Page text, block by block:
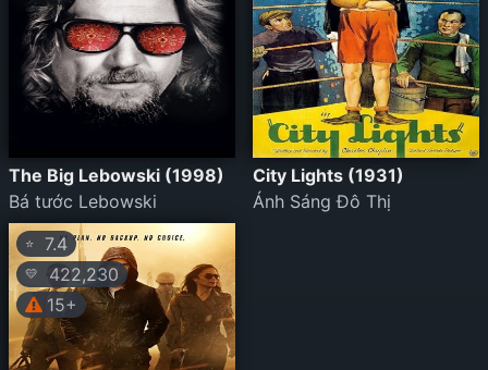
The Big Lebowski (1998)
Bá tước Lebowski
City Lights (1931)
Ánh Sáng Đô Thị
⭐ 7.4
💛
422,230
15+